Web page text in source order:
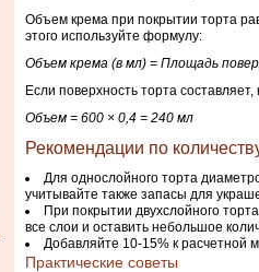
Объем крема при покрытии торта
этого используйте формулу:
Объем крема (в мл) = Площадь
Если поверхность торта
Объем = 600 × 0,4 = 240 мл
Рекомендации по
Для однослойного торта
учитывайте также запасы для
При покрытии двухслойного
все слои и оставить небольшое
Добавляйте 10-15% к расчетной
Практические советы